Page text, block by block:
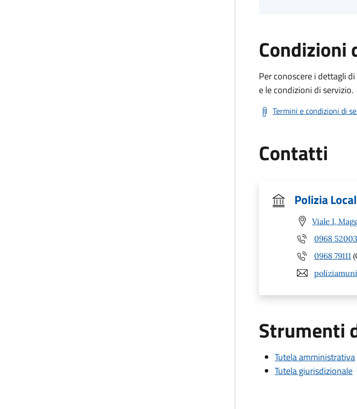
Condizioni
Per conoscere i dettagli
e le condizioni di servizio.
Termini e condizioni di
Contatti
Polizia
Viale I,
0968
0968 79111
Strumenti
Tutela amministrativa
Tutela giurisdizionale